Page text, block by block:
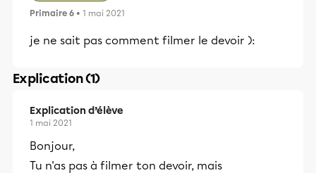
Primaire 6 • 1 mai 2021
je ne sait pas comment filmer le devoir ):
Explication (1)
Explication d’élève
1 mai 2021
Bonjour,
Tu n'as pas à filmer ton devoir, mais